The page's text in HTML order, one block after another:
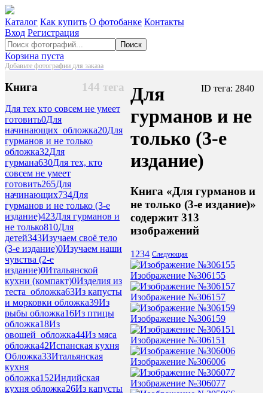
Каталог Как купить О фотобанке Контакты
Вход Регистрация
Поиск
Корзина пуста
Добавьте фотографии для заказа
144 тега
Книга
Для тех кто совсем не умеет
готовить0Для
начинающих_обложка20Для
гурманов и не только
обложка32Для
гурмана630Для тех, кто
совсем не умеет
готовить265Для
начинающих734Для
гурманов и не только (3-е
издание)423Для гурманов и
не только810Для
детей343Изучаем своё тело
(3-е издание)0Изучаем наши
чувства (2-е
издание)0Итальянской
кухни (компакт)0Изделия из
теста_обложка63Из капусты
и морковки обложка39Из
рыбы обложка16Из птицы
обложка18Из
овощей_обложка44Из мяса
обложка42Испанская кухня
Обложка33Итальянская
кухня
обложка152Индийская
кухня обложка26Из капусты
ID тега: 2840
Для
гурманов и не
только (3-е
издание)
Книга «Для гурманов и
не только (3-е издание)»
содержит 313
изображений
1 234 Следующая
Изображение №306155
Изображение №306157
Изображение №306159
Изображение №306151
Изображение №306006
Изображение №306077